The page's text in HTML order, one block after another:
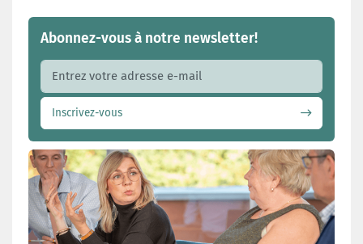
Abonnez-vous à notre newsletter!
Adresse e-mail
Inscrivez-vous